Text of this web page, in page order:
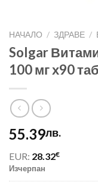
НАЧАЛО / ЗДРАВЕ /
Solgar
100 мг х90
55.39лв.
EUR: 28.32€
Изчерпан